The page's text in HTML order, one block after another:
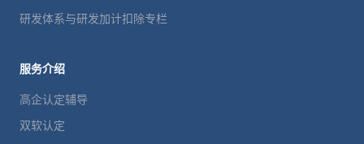
研发体系与研发加计扣除专栏
服务介绍
高企认定辅导
双软认定